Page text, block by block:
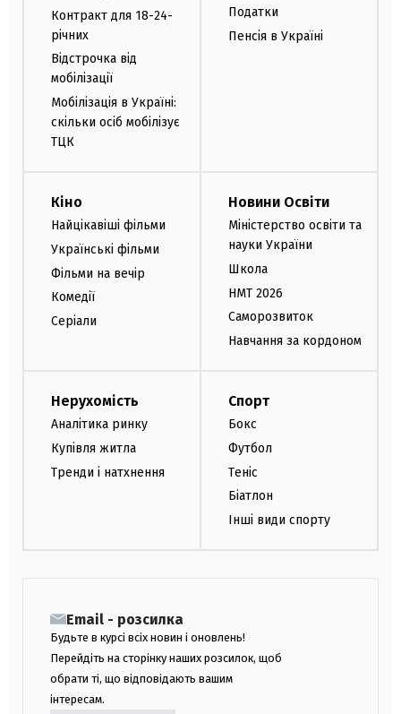
Контракт для 18-24-
річних
Відстрочка від
мобілізації
Мобілізація в Україні:
скільки осіб мобілізує
ТЦК
Податки
Пенсія в Україні
Кіно
Найцікавіші фільми
Українські фільми
Фільми на вечір
Комедії
Серіали
Новини Освіти
Міністерство освіти та
науки України
Школа
НМТ 2026
Саморозвиток
Навчання за кордоном
Нерухомість
Аналітика ринку
Купівля житла
Тренди і натхнення
Спорт
Бокс
Футбол
Теніс
Біатлон
Інші види спорту
Email - розсилка
Будьте в курсі всіх новин і оновлень!
Перейдіть на сторінку наших розсилок, щоб
обрати ті, що відповідають вашим
інтересам.